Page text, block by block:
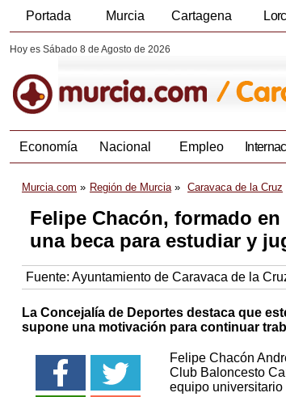
Portada Murcia Cartagena
Hoy es Sábado 8 de Agosto de 2026
Economía Nacional Empleo
Murcia.com Región de Murcia Caravaca de la Cruz
Felipe Chacón, formado
una beca para estudiar y
Fuente: Ayuntamiento de Caravaca de la
La Concejalía de Deportes destaca que
supone una motivación para continuar
Felipe Chacón
Club Baloncesto
equipo universitario